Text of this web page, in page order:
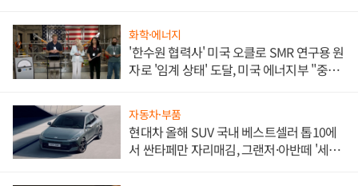
화학·에너지
'한수원 협력사' 미국 오클로 SMR 연구용 원
자로 '임계 상태' 도달, 미국 에너지부 "중요
자동차·부품
현대차 올해 SUV 국내 베스트셀러 톱10에
서 싼타페만 자리매김, 그랜저·아반떼 '세단